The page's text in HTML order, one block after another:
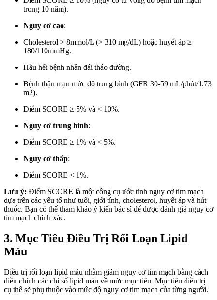
trong 10 năm).
Nguy cơ cao:
Cholesterol > 8mmol/L (> 310 mg/dL) hoặc huyết áp ≥
180/110mmHg.
Hầu hết bệnh nhân đái tháo đường.
Bệnh thận mạn mức độ trung bình (GFR 30-59 mL/phút/1.73
m2).
Điểm SCORE ≥ 5% và < 10%.
Nguy cơ trung bình:
Điểm SCORE ≥ 1% và < 5%.
Nguy cơ thấp:
Điểm SCORE < 1%.
Lưu ý: Điểm SCORE là một công cụ ước tính nguy cơ tim mạch
dựa trên các yếu tố như tuổi, giới tính, cholesterol, huyết áp và hút
thuốc. Bạn có thể tham khảo ý kiến bác sĩ để được đánh giá nguy cơ
tim mạch chính xác.
3. Mục Tiêu Điều Trị Rối Loạn Lipid
Máu
Điều trị rối loạn lipid máu nhằm giảm nguy cơ tim mạch bằng cách
điều chỉnh các chỉ số lipid máu về mức mục tiêu. Mục tiêu điều trị
cụ thể sẽ phụ thuộc vào mức độ nguy cơ tim mạch của từng người.